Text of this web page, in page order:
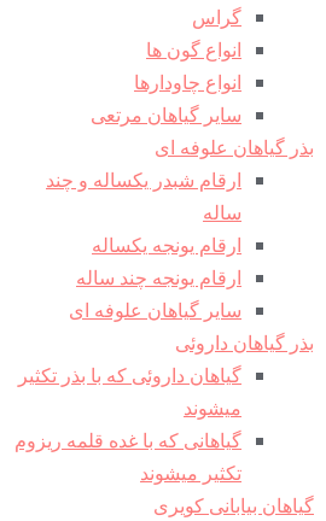
گراس
انواع گون ها
انواع چاودارها
سایر گیاهان مرتعی
بذر گیاهان علوفه ای
ارقام شبدر یکساله و چند
ساله
ارقام یونجه یکساله
ارقام یونجه چند ساله
سایر گیاهان علوفه ای
بذر گیاهان داروئی
گیاهان داروئی که با بذر تکثیر
میشوند
گیاهانی که با غده قلمه ریزوم
تکثیر میشوند
گیاهان بیابانی کویری